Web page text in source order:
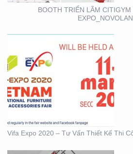
BOOTH TRIỂN LÃM
Vifa Expo 2020 – Tư Vấn Thiết Kế Thi
BOOTH KIM NGƯU
(TARUJO) – TRIỂN
LÃMVIỆT BUILD 12-2019